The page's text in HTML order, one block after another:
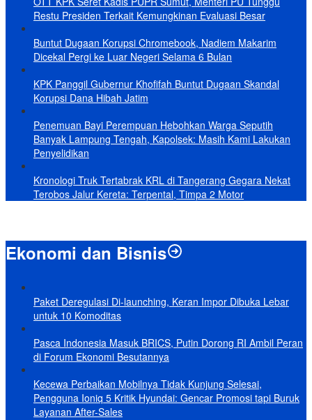
Restu Presiden Terkait Kemungkinan Evaluasi Besar
Buntut Dugaan Korupsi Chromebook, Nadiem Makarim
Dicekal Pergi ke Luar Negeri Selama 6 Bulan
KPK Panggil Gubernur Khofifah Buntut Dugaan Skandal
Korupsi Dana Hibah Jatim
Penemuan Bayi Perempuan Hebohkan Warga Seputih
Banyak Lampung Tengah, Kapolsek: Masih Kami Lakukan
Penyelidikan
Kronologi Truk Tertabrak KRL di Tangerang Gegara Nekat
Terobos Jalur Kereta: Terpental, Timpa 2 Motor
Ekonomi dan Bisnis
Paket Deregulasi Di-launching, Keran Impor Dibuka Lebar
untuk 10 Komoditas
Pasca Indonesia Masuk BRICS, Putin Dorong RI Ambil Peran
di Forum Ekonomi Besutannya
Kecewa Perbaikan Mobilnya Tidak Kunjung Selesai,
Pengguna Ioniq 5 Kritik Hyundai: Gencar Promosi tapi Buruk
Layanan After-Sales